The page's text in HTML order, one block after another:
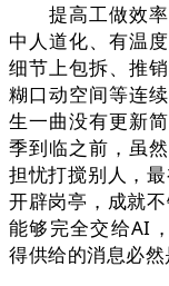
提高工做效率
中人道化、有温
细节上包拆、推
糊口动空间等连
生一曲没有更新
季到临之前，虽
担忧打搅别人，
开辟岗亭，成就
能够完全交给AI
得供给的消息必然